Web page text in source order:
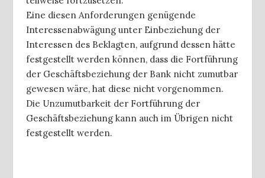
Eine diesen Anforderungen genügende
Interessenabwägung unter Einbeziehung der
Interessen des Beklagten, aufgrund dessen hätte
festgestellt werden können, dass die Fortführung
der Geschäftsbeziehung der Bank nicht zumutbar
gewesen wäre, hat diese nicht vorgenommen.
Die Unzumutbarkeit der Fortführung der
Geschäftsbeziehung kann auch im Übrigen nicht
festgestellt werden.